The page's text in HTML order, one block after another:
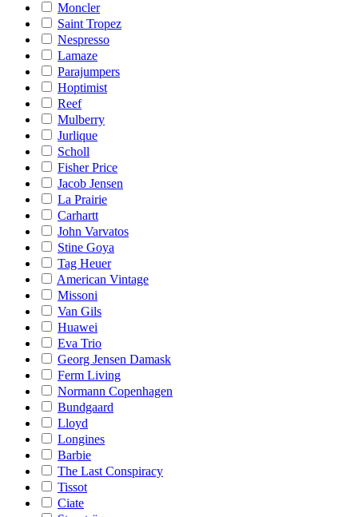
Moncler
Saint Tropez
Nespresso
Lamaze
Parajumpers
Hoptimist
Reef
Mulberry
Jurlique
Scholl
Fisher Price
Jacob Jensen
La Prairie
Carhartt
John Varvatos
Stine Goya
Tag Heuer
American Vintage
Missoni
Van Gils
Huawei
Eva Trio
Georg Jensen Damask
Ferm Living
Normann Copenhagen
Bundgaard
Lloyd
Longines
Barbie
The Last Conspiracy
Tissot
Ciate